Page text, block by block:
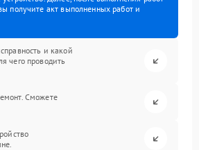
получите акт выполненных работ и
и какой
чего проводить
Сможете